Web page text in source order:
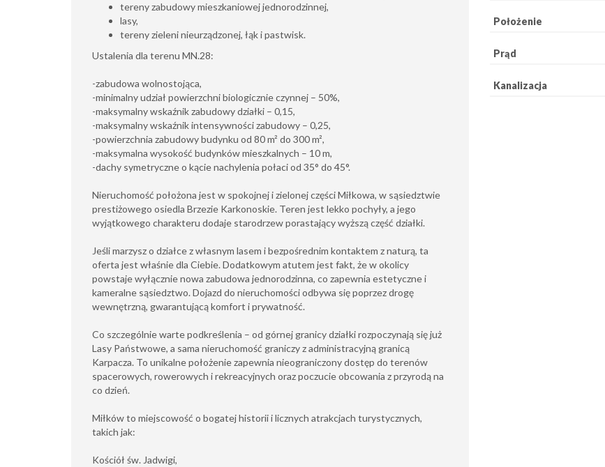
tereny zabudowy mieszkaniowej jednorodzinnej,
lasy,
tereny zieleni nieurządzonej, łąk i pastwisk.
Ustalenia dla terenu MN.28:
-zabudowa wolnostojąca,
-minimalny udział powierzchni biologicznie czynnej – 50%,
-maksymalny wskaźnik zabudowy działki – 0,15,
-maksymalny wskaźnik intensywności zabudowy – 0,25,
-powierzchnia zabudowy budynku od 80 m² do 300 m²,
-maksymalna wysokość budynków mieszkalnych – 10 m,
-dachy symetryczne o kącie nachylenia połaci od 35° do 45°.
Nieruchomość położona jest w spokojnej i zielonej części Miłkowa, w sąsiedztwie
prestiżowego osiedla Brzezie Karkonoskie. Teren jest lekko pochyły, a jego
wyjątkowego charakteru dodaje starodrzew porastający wyższą część działki.
Jeśli marzysz o działce z własnym lasem i bezpośrednim kontaktem z naturą, ta
oferta jest właśnie dla Ciebie. Dodatkowym atutem jest fakt, że w okolicy
powstaje wyłącznie nowa zabudowa jednorodzinna, co zapewnia estetyczne i
kameralne sąsiedztwo. Dojazd do nieruchomości odbywa się poprzez drogę
wewnętrzną, gwarantującą komfort i prywatność.
Co szczególnie warte podkreślenia – od górnej granicy działki rozpoczynają się już
Lasy Państwowe, a sama nieruchomość graniczy z administracyjną granicą
Karpacza. To unikalne położenie zapewnia nieograniczony dostęp do terenów
spacerowych, rowerowych i rekreacyjnych oraz poczucie obcowania z przyrodą na
co dzień.
Miłków to miejscowość o bogatej historii i licznych atrakcjach turystycznych,
takich jak:
Kościół św. Jadwigi,
Położenie
Prąd
Kanalizacja